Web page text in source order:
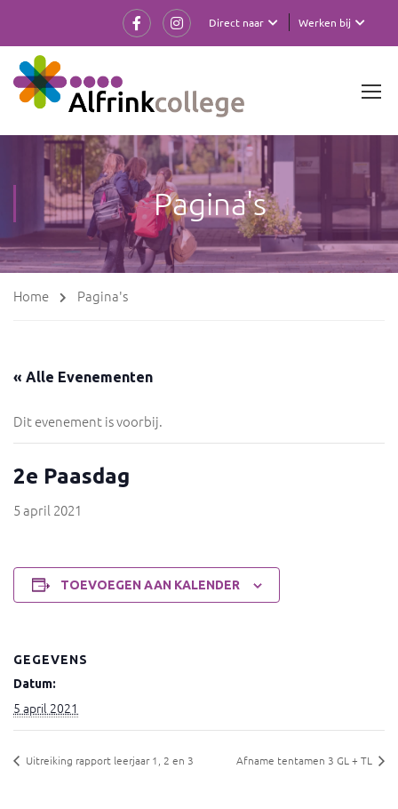
Werken bij
Direct naar
Pagina's
Home Pagina's
« Alle Evenementen
Dit evenement is voorbij.
2e Paasdag
5 april 2021
TOEVOEGEN AAN KALENDER
GEGEVENS
Datum:
5 april 2021
Uitreiking rapport leerjaar 1, 2 en 3 Afname tentamen 3 GL + TL